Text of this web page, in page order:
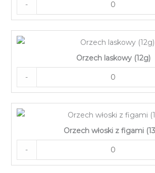
-
Orzech laskowy (12g)
-
Orzech włoski z figami
-